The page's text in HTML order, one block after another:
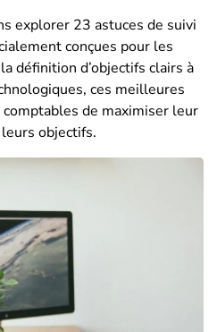
explorer 23 astuces de suivi
conçues pour les
définition d’objectifs clairs à
ces meilleures
de maximiser leur
objectifs.